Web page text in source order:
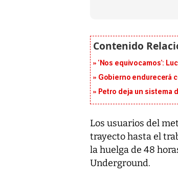
‘Nos equivocamos’:
Gobierno endurecerá
Petro deja un sistema
Los usuarios del
trayecto hasta el
la huelga de 48
Underground.